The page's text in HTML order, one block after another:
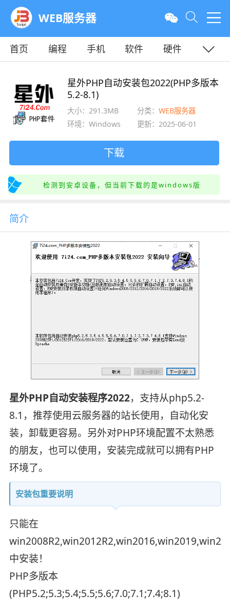
WEB服务器
首页 编程 手机 软件
硬件
星外PHP自动安装包2022(PHP多版本
5.2-8.1)
大小：291.3MB 分类：WEB服务器
环境：Windows
更新：2025-06-01
下载
检测到安卓设备，但当前下载的是windows版
简介
星外PHP自动安装程序2022，支持从php5.2-
8.1，推荐使用云服务器的站长使用，自动化安
装，卸载更容易。另外对PHP环境配置不太熟悉
的朋友，也可以使用，安装完成就可以拥有PHP
环境了。
安装包重要说明
只能在
中安装！
PHP多版本
(PHP5.2;5.3;5.4;5.5;5.6;7.0;7.1;7.4;8.1)